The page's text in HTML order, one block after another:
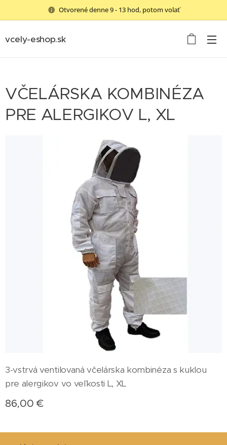
Otvorené denne 9 - 13 hod, potom volať
vcely-eshop.sk
VČELÁRSKA KOMBINÉZA
PRE ALERGIKOV L, XL
3-vstrvá ventilovaná včelárska kombinéza s kuklou
pre alergikov vo veľkosti L, XL
86,00 €